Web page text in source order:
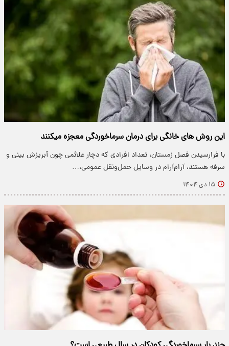
این روش های خانگی برای درمان سرماخوردگی معجزه میکنند
با فرارسیدن فصل زمستان، تعداد افرادی که دچار علائمی چون آبریزش بینی و
سرفه هستند، آرام‌آرام در وسایل حمل‌ونقل عمومی،…
۱۵ دی ۱۴۰۴